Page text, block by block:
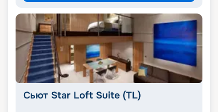
Сьют Star Loft Suite (TL)